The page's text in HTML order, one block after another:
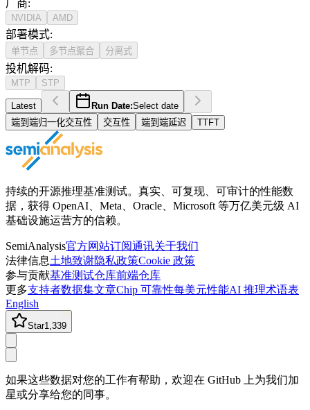
厂商:
NVIDIA AMD
部署模式:
单节点 多节点聚合 分离式
投机解码:
MTP STP
Latest Run Date:Select date
端到端归一化交互性
交互性 端到端延迟 TTFT
持续的开源推理基准测试。真实、可复现、可审计的性能数
据，获得 OpenAI、Meta、Oracle、Microsoft 等万亿美元级 AI
基础设施运营方的信赖。
SemiAnalysis官方网站订阅通讯关于我们
法律信息土地致谢隐私政策Cookie 政策
参与贡献基准测试仓库前端仓库
更多支持者数据集文章Chip 可靠性每美元性能AI 推理术语表
English
Star1,339
如果这些数据对您的工作有帮助，欢迎在 GitHub 上为我们加
星或分享给您的同事。